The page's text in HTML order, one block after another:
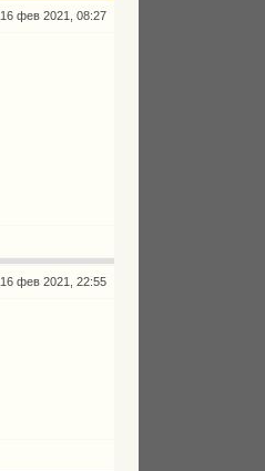
16 фев 2021, 08:27
16 фев 2021, 22:55